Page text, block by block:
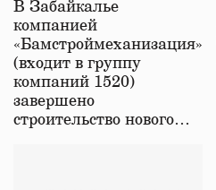
в Забайкалье
В Забайкалье
компанией
«Бамстроймеханизация»
(входит в группу
компаний 1520)
завершено
строительство нового…